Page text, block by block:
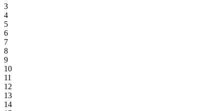
3
4
5
6
7
8
9
10
11
12
13
14